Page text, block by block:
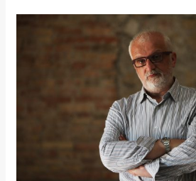
Lifestyle
Zdravlje